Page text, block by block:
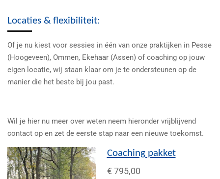
Locaties & flexibiliteit:
Of je nu kiest voor sessies in één van onze praktijken in Pesse
(Hoogeveen), Ommen, Ekehaar (Assen) of coaching op jouw
eigen locatie, wij staan klaar om je te ondersteunen op de
manier die het beste bij jou past.
Wil je hier nu meer over weten neem hieronder vrijblijvend
contact op en zet de eerste stap naar een nieuwe toekomst.
Coaching pakket
€ 795,00